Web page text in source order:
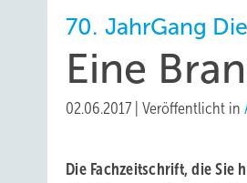
70. JahrGang
Eine
02.06.2017 Veröffentlicht in
Die Fachzeitschrift, die